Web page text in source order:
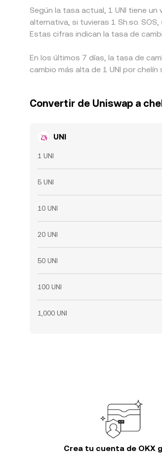
Según la tasa actual, 1 UNI tiene
alternativa, si tuvieras 1 Sh.so.
Estas cifras indican la tasa de
En los últimos 7 días, la tasa de
cambio más alta de 1 UNI por
Convertir de Uniswap a
UNI
1 UNI
5 UNI
10 UNI
20 UNI
50 UNI
100 UNI
1,000 UNI
Crea tu cuenta de OKX